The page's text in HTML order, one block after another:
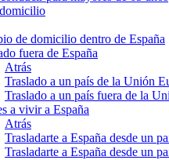
de domicilio dentro de España
fuera de España
Atrás
Traslado a un país de la Unión
Traslado a un país fuera de la
a vivir a España
Atrás
Trasladarte a España desde un
Trasladarte a España desde un